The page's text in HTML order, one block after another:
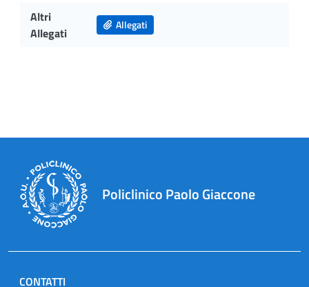
Altri
Allegati
Allegati
Policlinico Paolo Giaccone
CONTATTI